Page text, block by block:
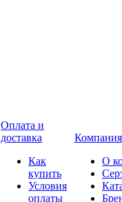
Оплата и
доставка
Как
купить
Условия
оплаты
Компания
О